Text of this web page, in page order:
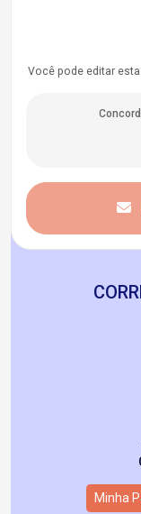
Você pode editar
Minha